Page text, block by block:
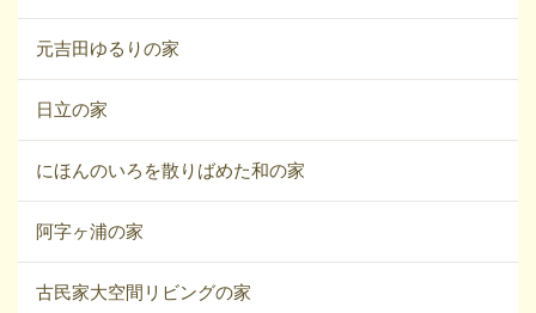
元吉田ゆるりの家
日立の家
にほんのいろを散りばめた和の家
阿字ヶ浦の家
古民家大空間リビングの家